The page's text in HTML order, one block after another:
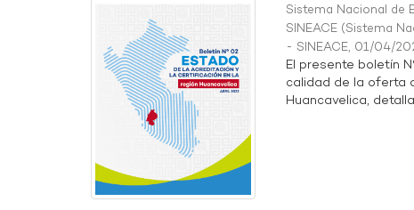
Sistema Nacional de
SINEACE (Sistema
- SINEACE, 01/04/
El presente boletín
calidad de la oferta
Huancavelica,